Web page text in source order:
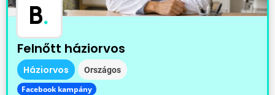
B.
Felnőtt háziorvos
Háziorvos Országos
Facebook kampány